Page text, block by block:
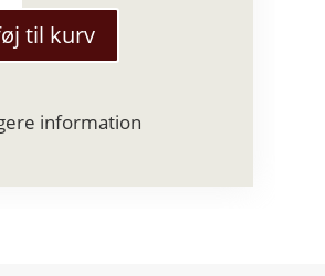
til kurv
information